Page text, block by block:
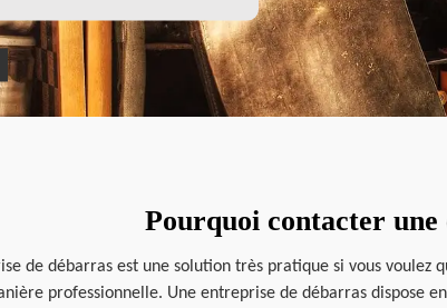
Pourquoi contacter
de débarras est une solution très pratique si vous
professionnelle. Une entreprise de débarras dispose